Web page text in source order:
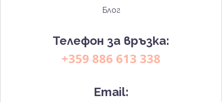
Блог
Телефон за връзка:
+359 886 613 338
Email: